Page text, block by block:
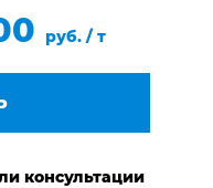
руб. / т
консультации